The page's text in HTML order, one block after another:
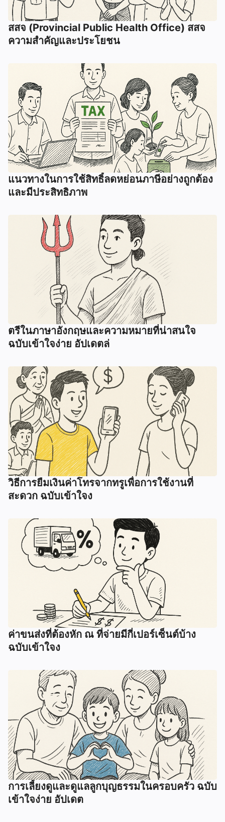
สสจ (Provincial Public Health Office) สสจ
ความสำคัญและประโยชน
แนวทางในการใช้สิทธิ์ลดหย่อนภาษีอย่างถูกต้อง
และมีประสิทธิภาพ
ตรีในภาษาอังกฤษและความหมายที่น่าสนใจ
ฉบับเข้าใจง่าย อัปเดตล่
วิธีการยืมเงินค่าโทรจากทรูเพื่อการใช้งานที่
สะดวก ฉบับเข้าใจง
ค่าขนส่งที่ต้องหัก ณ ที่จ่ายมีกี่เปอร์เซ็นต์บ้าง
ฉบับเข้าใจง
การเลี้ยงดูและดูแลลูกบุญธรรมในครอบครัว ฉบับ
เข้าใจง่าย อัปเดต